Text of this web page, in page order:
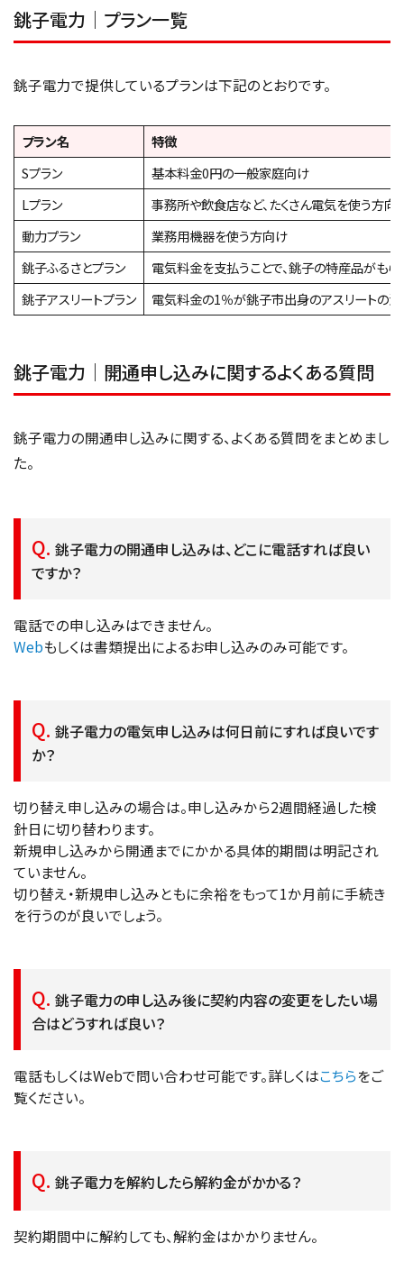
銚子電力｜プラン一覧
銚子電力で提供しているプランは下記のとおりです。
プラン名
特徴
Sプラン
基本料金0円の一般家庭向け
Lプラン
事務所や飲食店など、たくさん電気を使う方向
動力プラン
業務用機器を使う方向け
銚子ふるさとプラン
電気料金を支払うことで、銚子の特産品がもら
銚子アスリートプラン
電気料金の1％が銚子市出身のアスリートの
銚子電力｜開通申し込みに関するよくある質問
銚子電力の開通申し込みに関する、よくある質問をまとめまし
た。
銚子電力の開通申し込みは、どこに電話すれば良い
ですか？
電話での申し込みはできません。
Webもしくは書類提出によるお申し込みのみ可能です。
銚子電力の電気申し込みは何日前にすれば良いです
か？
切り替え申し込みの場合は。申し込みから2週間経過した検
針日に切り替わります。
新規申し込みから開通までにかかる具体的期間は明記され
ていません。
切り替え・新規申し込みともに余裕をもって1か月前に手続き
を行うのが良いでしょう。
銚子電力の申し込み後に契約内容の変更をしたい場
合はどうすれば良い？
電話もしくはWebで問い合わせ可能です。詳しくはこちらをご
覧ください。
銚子電力を解約したら解約金がかかる？
契約期間中に解約しても、解約金はかかりません。